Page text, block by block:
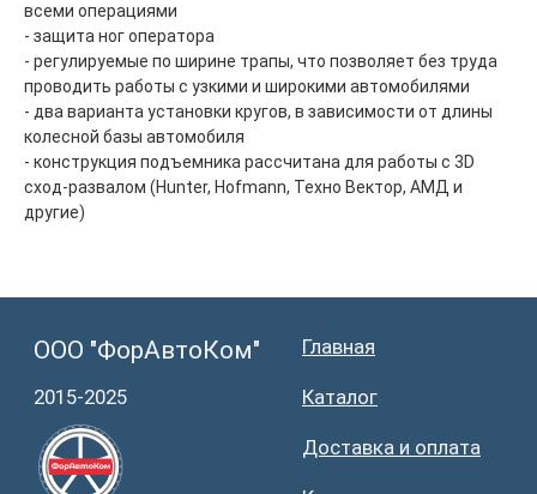
всеми операциями
- защита ног оператора
- регулируемые по ширине трапы, что позволяет без труда
проводить работы с узкими и широкими автомобилями
- два варианта установки кругов, в зависимости от длины
колесной базы автомобиля
- конструкция подъемника рассчитана для работы с 3D
сход-развалом (Hunter, Hofmann, Техно Вектор, АМД и
другие)